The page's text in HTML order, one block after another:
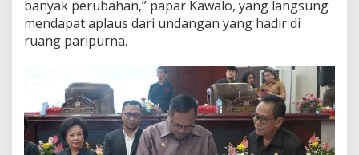
banyak perubahan,” papar Kawalo, yang langsung
mendapat aplaus dari undangan yang hadir di
ruang paripurna.